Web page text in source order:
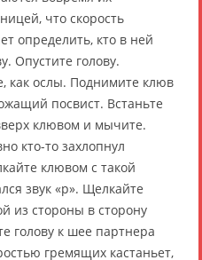
что скорость
определить, кто в ней
Опустите голову.
как ослы. Поднимите клюв
посвист. Встаньте
клювом и мычите.
кто-то захлопнул
клювом с такой
звук «р». Щелкайте
из стороны в сторону
голову к шее партнера
гремящих кастаньет,